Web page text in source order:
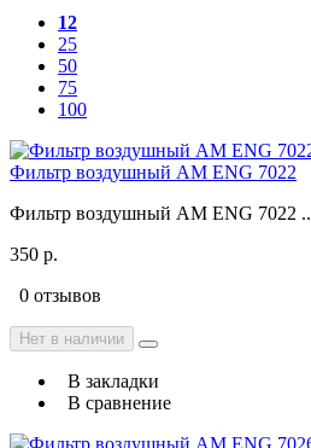
12
25
50
75
100
Фильтр воздушный AM ENG 7022
Фильтр воздушный AM ENG 7022 ..
350 р.
0 отзывов
Нет в наличии
В закладки
В сравнение